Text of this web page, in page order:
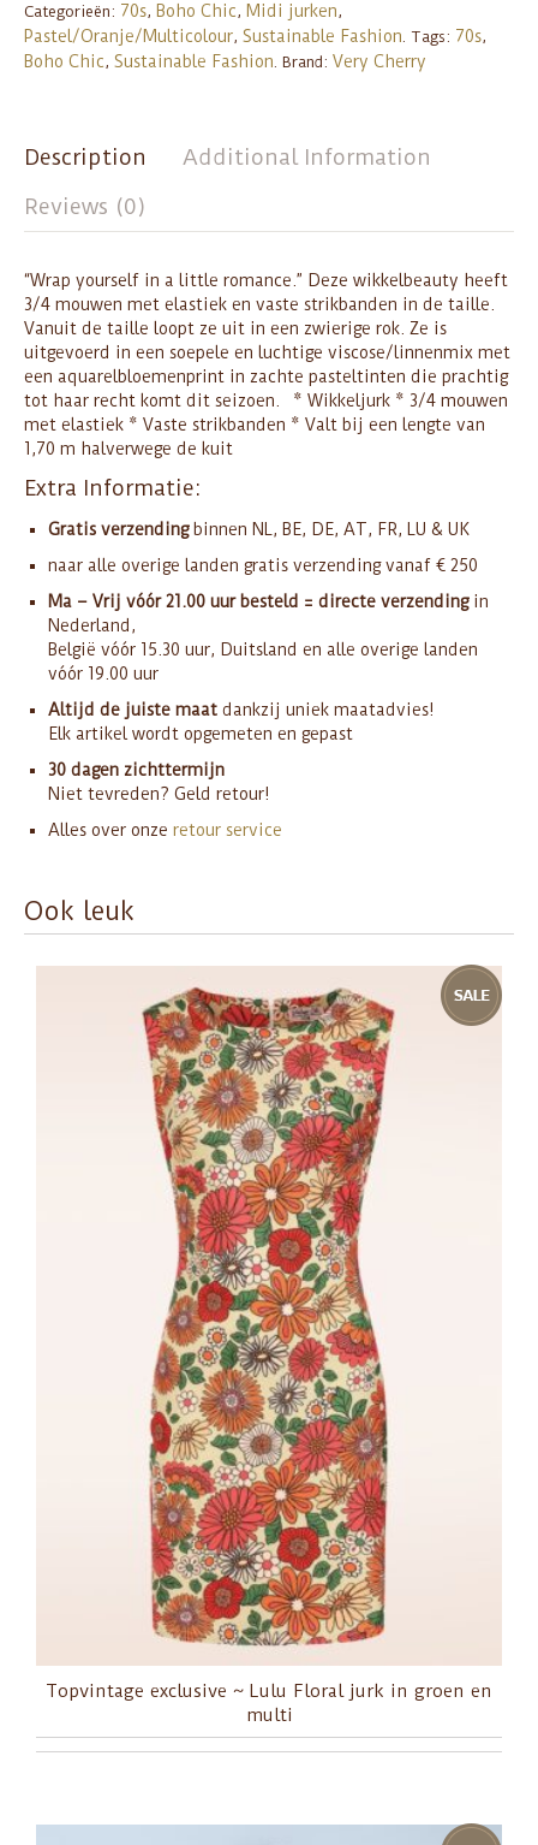
Categorieën: 70s, Boho Chic, Midi jurken,
Pastel/Oranje/Multicolour, Sustainable Fashion. Tags: 70s,
Boho Chic, Sustainable Fashion. Brand: Very Cherry
Description
Additional Information
Reviews (0)
“Wrap yourself in a little romance.” Deze wikkelbeauty heeft
3/4 mouwen met elastiek en vaste strikbanden in de taille.
Vanuit de taille loopt ze uit in een zwierige rok. Ze is
uitgevoerd in een soepele en luchtige viscose/linnenmix met
een aquarelbloemenprint in zachte pasteltinten die prachtig
tot haar recht komt dit seizoen. * Wikkeljurk * 3/4 mouwen
met elastiek * Vaste strikbanden * Valt bij een lengte van
1,70 m halverwege de kuit
Extra Informatie:
Gratis verzendingbinnen NL, BE, DE, AT, FR, LU & UK
naar alle overige landen gratis verzending vanaf € 250
Ma – Vrij vóór 21.00 uur besteld = directe verzendingin
Nederland,
België vóór 15.30 uur, Duitsland en alle overige landen
vóór 19.00 uur
Altijd de juiste maat dankzij uniek maatadvies!
Elk artikel wordt opgemeten en gepast
30 dagen zichttermijn
Niet tevreden? Geld retour!
Alles over onze retour service
Ook leuk
Topvintage exclusive ~ Lulu Floral jurk in groen en
multi